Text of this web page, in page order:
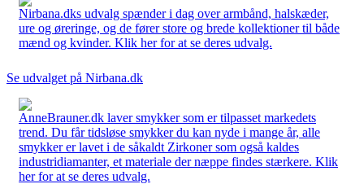
Nirbana.dks udvalg spænder i dag over armbånd, halskæder,
ure og øreringe, og de fører store og brede kollektioner til både
mænd og kvinder. Klik her for at se deres udvalg.
Se udvalget på Nirbana.dk
AnneBrauner.dk laver smykker som er tilpasset markedets
trend. Du får tidsløse smykker du kan nyde i mange år, alle
smykker er lavet i de såkaldt Zirkoner som også kaldes
industridiamanter, et materiale der næppe findes stærkere. Klik
her for at se deres udvalg.